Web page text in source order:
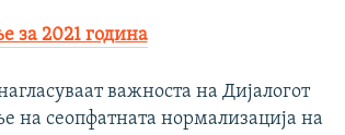
за 2021 година
важноста на Дијалогот
на сеопфатната нормализација на